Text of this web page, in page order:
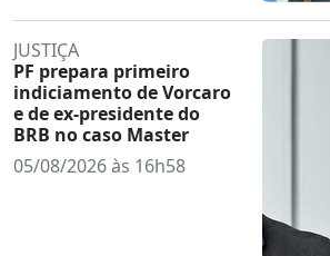
JUSTIÇA
PF prepara primeiro
indiciamento de Vorcaro
e de ex-presidente do
BRB no caso Master
05/08/2026 às 16h58